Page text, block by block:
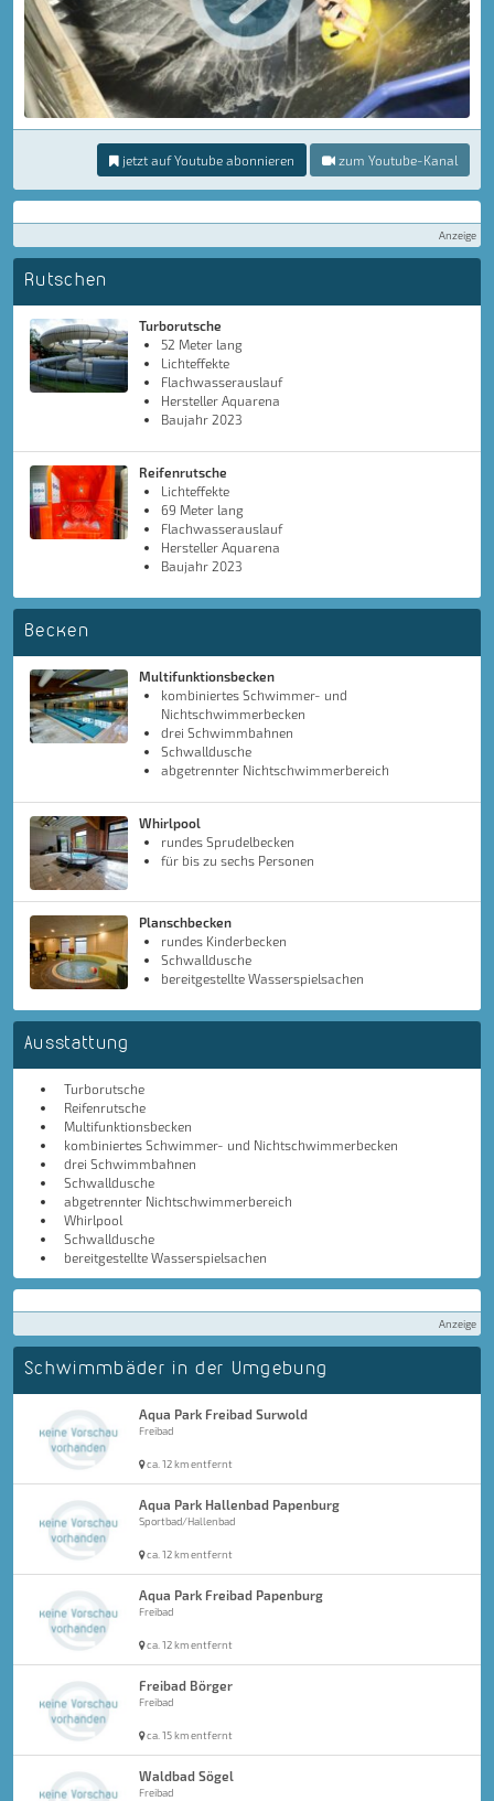
jetzt auf Youtube abonnieren zum Youtube-Kanal
Anzeige
Rutschen
Turborutsche
52 Meter lang
Lichteffekte
Flachwasserauslauf
Hersteller Aquarena
Baujahr 2023
Reifenrutsche
Lichteffekte
69 Meter lang
Flachwasserauslauf
Hersteller Aquarena
Baujahr 2023
Becken
Multifunktionsbecken
kombiniertes Schwimmer- und
Nichtschwimmerbecken
drei Schwimmbahnen
Schwalldusche
abgetrennter Nichtschwimmerbereich
Whirlpool
rundes Sprudelbecken
für bis zu sechs Personen
Planschbecken
rundes Kinderbecken
Schwalldusche
bereitgestellte Wasserspielsachen
Ausstattung
Turborutsche
Reifenrutsche
Multifunktionsbecken
kombiniertes Schwimmer- und Nichtschwimmerbecken
drei Schwimmbahnen
Schwalldusche
abgetrennter Nichtschwimmerbereich
Whirlpool
Schwalldusche
bereitgestellte Wasserspielsachen
Anzeige
Schwimmbäder in der Umgebung
Aqua Park Freibad Surwold
Freibad
ca. 12 km entfernt
Aqua Park Hallenbad Papenburg
Sportbad/Hallenbad
ca. 12 km entfernt
Aqua Park Freibad Papenburg
Freibad
ca. 12 km entfernt
Freibad Börger
Freibad
ca. 15 km entfernt
Waldbad Sögel
Freibad